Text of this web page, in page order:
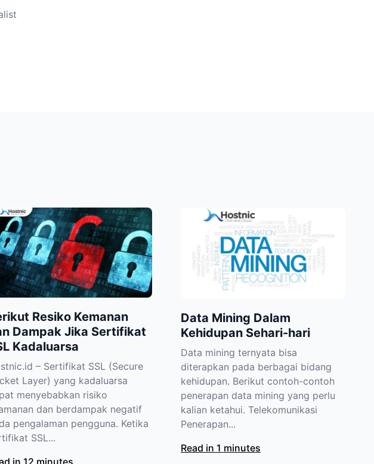
Resiko Kemanan
Dampak Jika Sertifikat
Kadaluarsa
– Sertifikat SSL (Secure
Layer) yang kadaluarsa
menyebabkan risiko
dan berdampak negatif
pengalaman pengguna. Ketika
SSL...
in 12 minutes
Data Mining Dalam
Kehidupan Sehari-hari
Data mining ternyata bisa
diterapkan pada berbagai bidang
kehidupan. Berikut contoh-contoh
penerapan data mining yang perlu
kalian ketahui. Telekomunikasi
Penerapan...
Read in 1 minutes